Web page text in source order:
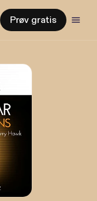
Prøv gratis